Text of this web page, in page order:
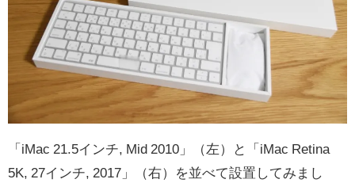
「iMac 21.5インチ, Mid 2010」（左）と「iMac Retina
5K, 27インチ, 2017」（右）を並べて設置してみまし